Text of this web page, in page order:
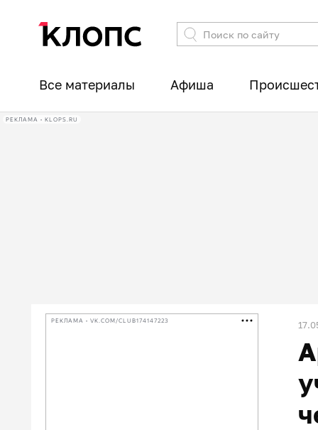
Все материалы Афиша
РЕКЛАМА • KLOPS.RU
РЕКЛАМА • VK.COM/CLUB174147223